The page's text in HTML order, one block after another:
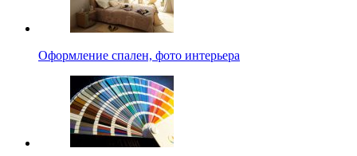
Оформление спален, фото интерьера